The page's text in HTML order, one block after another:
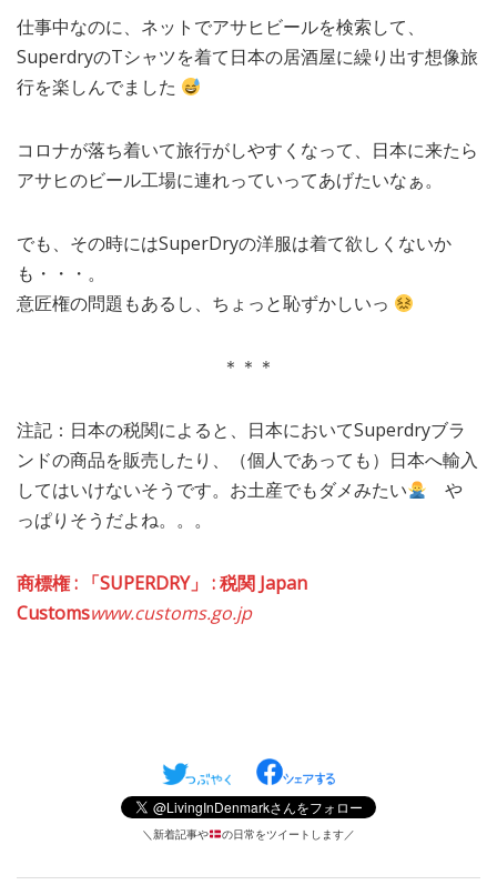
仕事中なのに、ネットでアサヒビールを検索して、
SuperdryのTシャツを着て日本の居酒屋に繰り出す想像旅
行を楽しんでました
コロナが落ち着いて旅行がしやすくなって、日本に来たら
アサヒのビール工場に連れっていってあげたいなぁ。
でも、その時にはSuperDryの洋服は着て欲しくないか
も・・・。
意匠権の問題もあるし、ちょっと恥ずかしいっ
＊＊＊
注記：日本の税関によると、日本においてSuperdryブラ
ンドの商品を販売したり、（個人であっても）日本へ輸入
してはいけないそうです。お土産でもダメみたい
や
っぱりそうだよね。。。
商標権 : 「SUPERDRY」 : 税関 Japan
Customswww.customs.go.jp
＼新着記事や の日常をツイートします／